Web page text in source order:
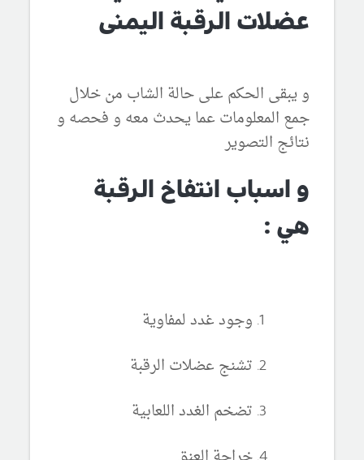
عضلات الرقبة اليمنى
و يبقى الحكم على حالة الشاب من خلال
جمع المعلومات عما يحدث معه و فحصه و
نتائج التصوير
و اسباب انتفاخ الرقبة
هي :
وجود غدد لمفاوية
تشنج عضلات الرقبة
تضخم الغدد اللعابية